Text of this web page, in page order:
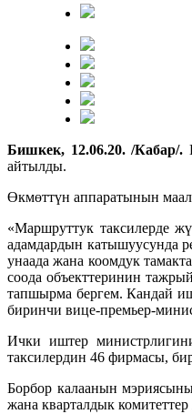
Бишкек, 12.06.20. /Кабар/.
айтылды.
Өкмөттүн аппаратынын
«Маршруттук таксилерде
адамдардын катышуусунда
унаада жана коомдук
соода объекттеринин
тапшырма бергем. Кандай
биринчи вице-премьер-
Ички иштер
таксилердин 46 фирмасы,
Борбор калаанын
жана кварталдык